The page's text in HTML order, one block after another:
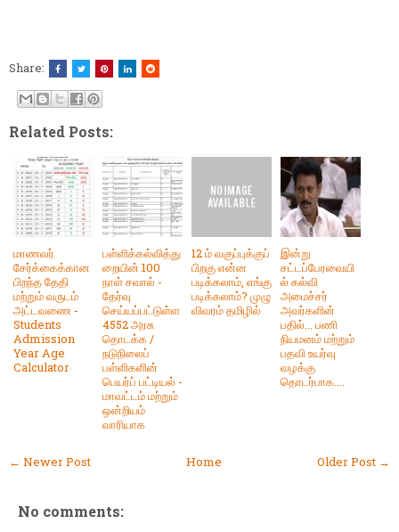
Share:
Related Posts:
மாணவர்
சேர்க்கைக்கான
பிறந்த தேதி
மற்றும் வருடம்
அட்டவணை -
Students
Admission
Year Age
Calculator
பள்ளிக்கல்வித்து
றையின் 100
நாள் சவால் -
தேர்வு
செய்யப்பட்டுள்ள
4552 அரசு
தொடக்க /
நடுநிலைப்
பள்ளிகளின்
பெயர்ப் பட்டியல் -
மாவட்டம் மற்றும்
ஒன்றியம்
வாரியாக
12 ம் வகுப்புக்குப்
பிறகு என்ன
படிக்கலாம், எங்கு
படிக்கலாம்? முழு
விவரம் தமிழில்
இன்று
சட்டப்பேரவையி
ல் கல்வி
அமைச்சர்
அவர்களின்
பதில்... பணி
நியமனம் மற்றும்
பதவி உயர்வு
வழக்கு
தொடர்பாக....
← Newer Post Older Post →
Home
No comments: